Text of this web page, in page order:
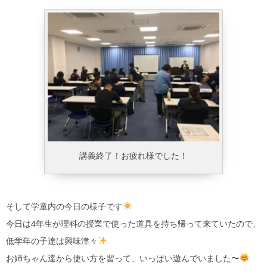
講義終了！お疲れ様でした！
そして学童内の今日の様子です
今日は4年生が理科の授業で使った道具を持ち帰って来ていたので、
低学年の子達は興味津々
お姉ちゃん達から使い方を習って、いっぱい遊んでいました〜